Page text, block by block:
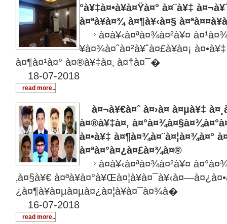
°à¥‡à¤•à¥à¤Ÿà¤° à¤¨à¥‡
à¤ªà¥à¤¾ à¤¶à¥‹à¤§
à¤­à¥‹à¤ªà¤¾à¤²à¥¤
¥à¤¾à¤ˆà¤²à¥ˆà¤£à¥à¤¡
à¤¶à¤¹à¤° à¤®à¥‡à¤‚ à¤†à¤¯�
18-07-2018
read more..
à¤¬à¥€à¤ˆ à¤›à¤ à¤µà¥‡
à¤®à¥‡à¤‚
à¤•à¥‡ à¤¶à¤¾à¤¨à¤¦à¤¾à¤°
à¤ªà¤°à¤¿à¤£à¤¾à¤®
à¤­à¥‹à¤ªà¤¾à¤²à¥¤
‚à¤§à¥€
¿à¤¶à¥à¤µà¤µà¤¿à¤¦à¥à¤¯à¤¾à�
16-07-2018
read more..